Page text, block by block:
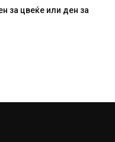
за цвеќе или ден за